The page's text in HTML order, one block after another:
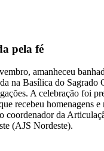
pela fé
amanheceu
na Basílica do Sagrado
A celebração foi
recebeu homenagens
coordenador da
(AJS Nordeste).